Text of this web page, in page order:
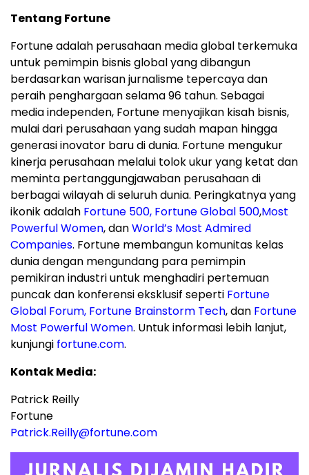
Tentang Fortune
Fortune adalah perusahaan media global terkemuka
untuk pemimpin bisnis global yang dibangun
berdasarkan warisan jurnalisme tepercaya dan
peraih penghargaan selama 96 tahun. Sebagai
media independen, Fortune menyajikan kisah bisnis,
mulai dari perusahaan yang sudah mapan hingga
generasi inovator baru di dunia. Fortune mengukur
kinerja perusahaan melalui tolok ukur yang ketat dan
meminta pertanggungjawaban perusahaan di
berbagai wilayah di seluruh dunia. Peringkatnya yang
ikonik adalah Fortune 500, Fortune Global 500,Most
Powerful Women, danWorld’s Most Admired
Companies. Fortune membangun komunitas kelas
dunia dengan mengundang para pemimpin
pemikiran industri untuk menghadiri pertemuan
puncak dan konferensi eksklusif seperti Fortune
Global Forum, Fortune Brainstorm Tech, dan Fortune
Most Powerful Women. Untuk informasi lebih lanjut,
kunjungi fortune.com.
Kontak Media:
Patrick Reilly
Fortune
Patrick.Reilly@fortune.com